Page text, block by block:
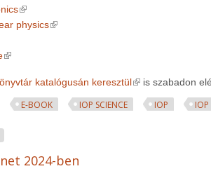
(link is external)
physics(link is external)
(link is external)
katalógusán keresztül(link is external)
is szabadon
E-BOOK IOP SCIENCE IOP
2024-ben